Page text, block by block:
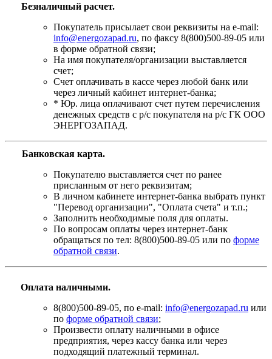
Безналичный расчет.
Покупатель присылает свои реквизиты на e-mail:
info@energozapad.ru, по факсу 8(800)500-89-05 или
в форме обратной связи;
На имя покупателя/организации выставляется
счет;
Счет оплачивать в кассе через любой банк или
через личный кабинет интернет-банка;
* Юр. лица оплачивают счет путем перечисления
денежных средств с р/с покупателя на р/с ГК ООО
ЭНЕРГОЗАПАД.
Банковская карта.
Покупателю выставляется счет по ранее
присланным от него реквизитам;
В личном кабинете интернет-банка выбрать пункт
"Перевод организации", "Оплата счета" и т.п.;
Заполнить необходимые поля для оплаты.
По вопросам оплаты через интернет-банк
обращаться по тел: 8(800)500-89-05 или по форме
обратной связи.
Оплата наличными.
8(800)500-89-05, по e-mail: info@energozapad.ru или
по форме обратной связи;
Произвести оплату наличными в офисе
предприятия, через кассу банка или через
подходящий платежный терминал.